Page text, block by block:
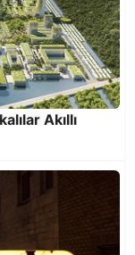
Akıllı